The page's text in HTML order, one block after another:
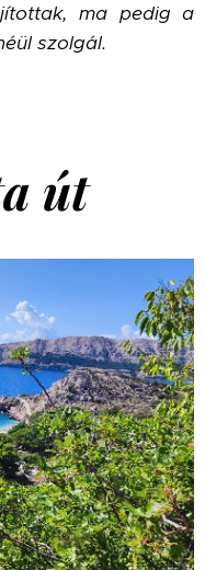
ma pedig a
szolgál.
út